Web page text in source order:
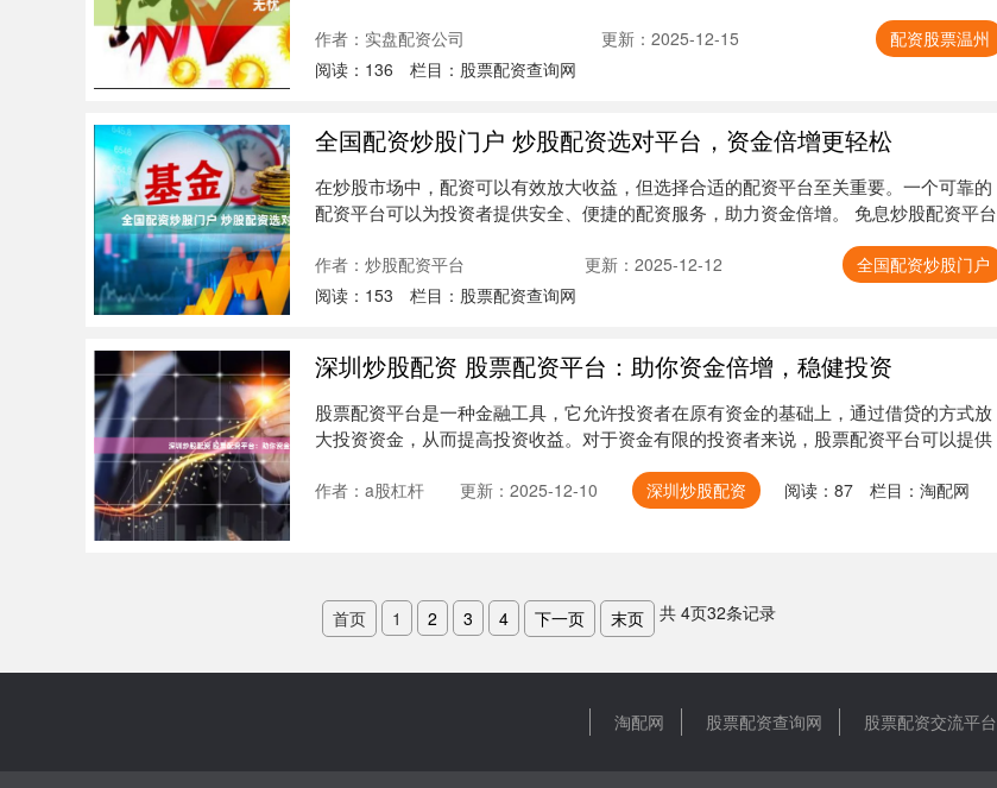
作者：实盘配资公司 更新：2025-12-15
配资股票温州
阅读： 136 栏目： 股票配资查询网
全国配资炒股门户 炒股配资选对平台，资金倍增更轻松
在炒股市场中，配资可以有效放大收益，但选择合适的配资平台至关重要。一个可靠的
配资平台可以为投资者提供安全、便捷的配资服务，助力资金倍增。 免息炒股配资平台
作者：炒股配资平台 更新：2025-12-12
全国配资炒股门户
阅读： 153 栏目： 股票配资查询网
深圳炒股配资 股票配资平台：助你资金倍增，稳健投资
股票配资平台是一种金融工具，它允许投资者在原有资金的基础上，通过借贷的方式放
大投资资金，从而提高投资收益。对于资金有限的投资者来说，股票配资平台可以提供
作者：a股杠杆 更新：2025-12-10 深圳炒股配资 阅读： 87 栏目： 淘配网
首页 1 2 3 4 下一页 末页 共 4页32条记录
淘配网 股票配资查询网 股票配资交流平台